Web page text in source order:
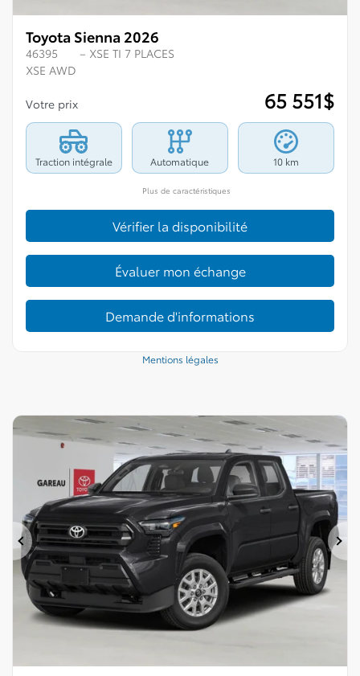
Toyota Sienna 2026
46395
– XSE TI 7 PLACES
XSE AWD
Votre prix 65 551$
Traction intégrale Automatique 10 km
Plus de caractéristiques
Vérifier la disponibilité
Évaluer mon échange
Demande d'informations
Mentions légales
Précédent